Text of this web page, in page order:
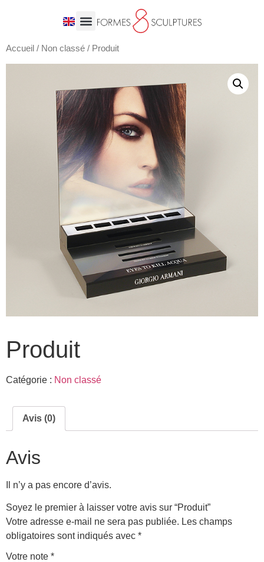
Accueil / Non classé / Produit
Produit
Catégorie : Non classé
Avis (0)
Avis
Il n’y a pas encore d’avis.
Soyez le premier à laisser votre avis sur “Produit”
Votre adresse e-mail ne sera pas publiée. Les champs
obligatoires sont indiqués avec *
Votre note *